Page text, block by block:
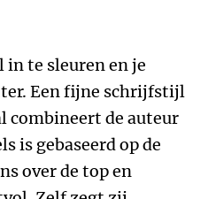
in te sleuren en je
Een fijne schrijfstijl
combineert de auteur
is gebaseerd op de
over de top en